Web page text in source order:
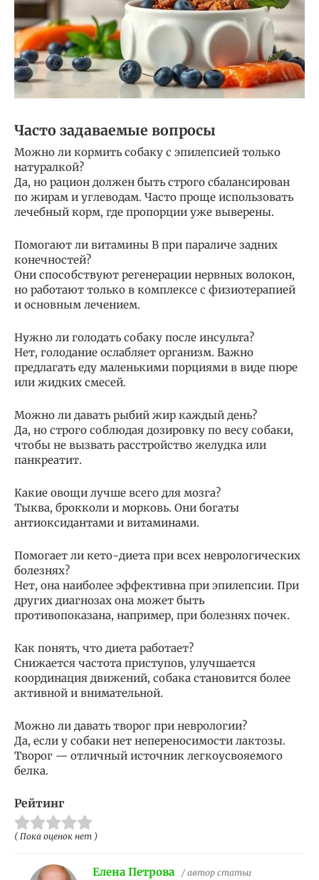
Часто задаваемые вопросы
Можно ли кормить собаку с эпилепсией только
натуралкой?
Да, но рацион должен быть строго сбалансирован
по жирам и углеводам. Часто проще использовать
лечебный корм, где пропорции уже выверены.
Помогают ли витамины B при параличе задних
конечностей?
Они способствуют регенерации нервных волокон,
но работают только в комплексе с физиотерапией
и основным лечением.
Нужно ли голодать собаку после инсульта?
Нет, голодание ослабляет организм. Важно
предлагать еду маленькими порциями в виде пюре
или жидких смесей.
Можно ли давать рыбий жир каждый день?
Да, но строго соблюдая дозировку по весу собаки,
чтобы не вызвать расстройство желудка или
панкреатит.
Какие овощи лучше всего для мозга?
Тыква, брокколи и морковь. Они богаты
антиоксидантами и витаминами.
Помогает ли кето-диета при всех неврологических
болезнях?
Нет, она наиболее эффективна при эпилепсии. При
других диагнозах она может быть
противопоказана, например, при болезнях почек.
Как понять, что диета работает?
Снижается частота приступов, улучшается
координация движений, собака становится более
активной и внимательной.
Можно ли давать творог при неврологии?
Да, если у собаки нет непереносимости лактозы.
Творог — отличный источник легкоусвояемого
белка.
Рейтинг
( Пока оценок нет )
Елена Петрова / автор статьи